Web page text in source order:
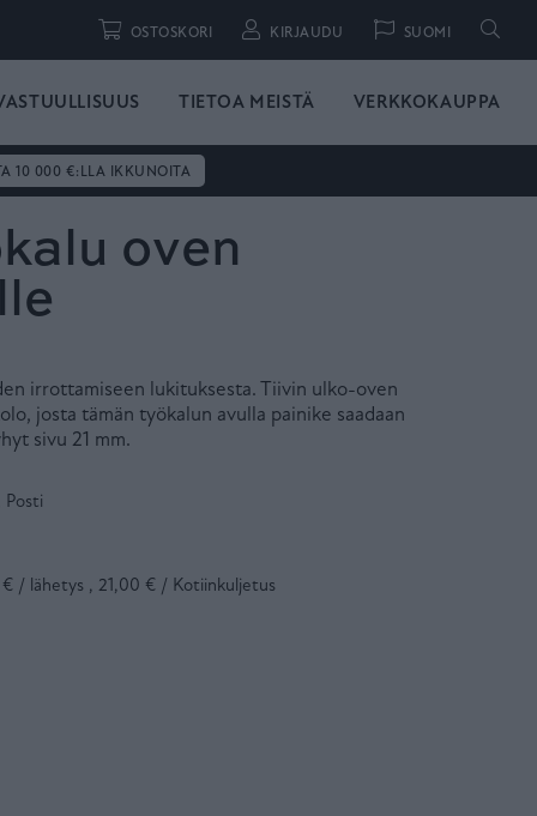
OSTOSKORI KIRJAUDU SUOMI Hae
TIETOA MEISTÄ VERKKOKAUPPA
10 000 €:LLA IKKUNOITA
oven
irrottamiseen lukituksesta. Tiivin ulko-oven
josta tämän työkalun avulla painike saadaan
sivu 21 mm.
/ lähetys , 21,00 € / Kotiinkuljetus